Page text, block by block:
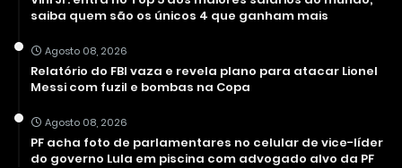
saiba quem são os únicos 4 que ganham mais
Agosto 08, 2026
Relatório do FBI vaza e revela plano para atacar Lionel
Messi com fuzil e bombas na Copa
Agosto 08, 2026
PF acha foto de parlamentares no celular de vice-líder
do governo Lula em piscina com advogado alvo da PF